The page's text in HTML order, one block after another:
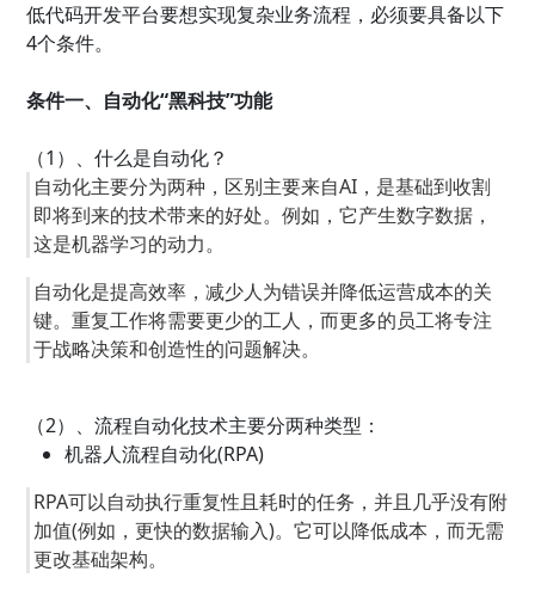
低代码开发平台要想实现复杂业务流程，必须要具备以下
4个条件。
条件一、自动化“黑科技”功能
（1）、什么是自动化？
自动化主要分为两种，区别主要来自AI，是基础到收割
即将到来的技术带来的好处。例如，它产生数字数据，
这是机器学习的动力。
自动化是提高效率，减少人为错误并降低运营成本的关
键。重复工作将需要更少的工人，而更多的员工将专注
于战略决策和创造性的问题解决。
（2）、流程自动化技术主要分两种类型：
机器人流程自动化(RPA)
RPA可以自动执行重复性且耗时的任务，并且几乎没有附
加值(例如，更快的数据输入)。它可以降低成本，而无需
更改基础架构。